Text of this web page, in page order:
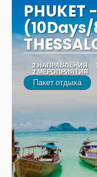
PHUKET
2 НАПРАВЛЕНИЯ
2 МЕРОПРИЯТИЯ
Пакет отдыха